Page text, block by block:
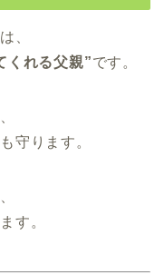
、
くれる父親”です。
守ります。
す。